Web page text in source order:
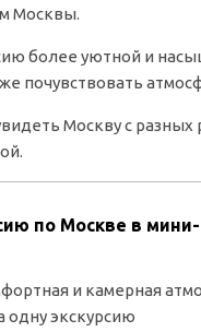
Москвы.
более уютной и
почувствовать
Москву с разных
по Москве в
и камерная
одну экскурсию